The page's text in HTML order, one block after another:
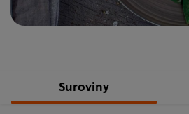
Suroviny